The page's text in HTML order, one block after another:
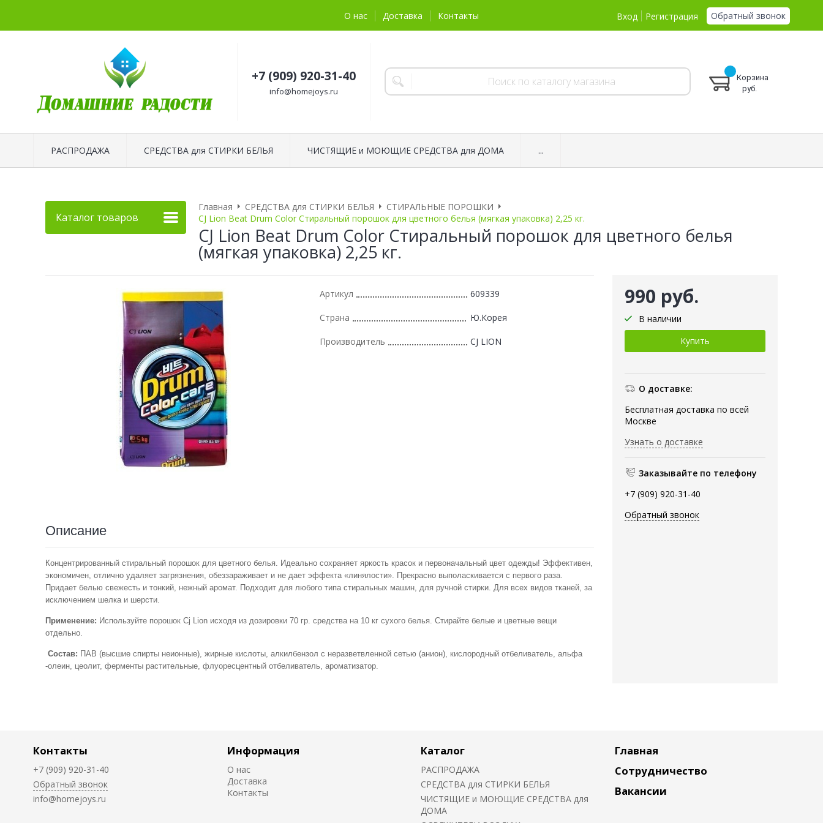
О нас Доставка Контакты Вход Регистрация Обратный звонок
+7 (909) 920-31-40
info@homejoys.ru
Корзина
руб.
РАСПРОДАЖА СРЕДСТВА для СТИРКИ БЕЛЬЯ ЧИСТЯЩИЕ и МОЮЩИЕ СРЕДСТВА для ДОМА ...
Каталог товаров
Главная СРЕДСТВА для СТИРКИ БЕЛЬЯ
СТИРАЛЬНЫЕ ПОРОШКИ
CJ Lion Beat Drum Color Стиральный порошок для цветного белья (мягкая упаковка) 2,25 кг.
CJ Lion Beat Drum Color Стиральный порошок для цветного белья
(мягкая упаковка) 2,25 кг.
990 руб.
В наличии
О доставке:
Бесплатная доставка по всей
Москве
Узнать о доставке
Заказывайте по телефону
+7 (909) 920-31-40
Обратный звонок
Артикул 609339
Страна Ю.Корея
Производитель CJ LION
Описание
Концентрированный стиральный порошок для цветного белья. Идеально сохраняет яркость красок и первоначальный цвет одежды! Эффективен,
экономичен, отлично удаляет загрязнения, обеззараживает и не дает эффекта «линялости». Прекрасно выполаскивается с первого раза.
Придает белью свежесть и тонкий, нежный аромат. Подходит для любого типа стиральных машин, для ручной стирки. Для всех видов тканей, за
исключением шелка и шерсти.
Применение: Используйте порошок Cj Lion исходя из дозировки 70 гр. средства на 10 кг сухого белья. Стирайте белые и цветные вещи
отдельно.
Состав: ПАВ (высшие спирты неионные), жирные кислоты, алкилбензол с неразветвленной сетью (анион), кислородный отбеливатель, альфа
-олеин, цеолит, ферменты растительные, флуоресцентный отбеливатель, ароматизатор.
Контакты
+7 (909) 920-31-40
Обратный звонок
info@homejoys.ru
Информация
О нас
Доставка
Контакты
Каталог
РАСПРОДАЖА
СРЕДСТВА для СТИРКИ БЕЛЬЯ
ЧИСТЯЩИЕ и МОЮЩИЕ СРЕДСТВА для
ДОМА
Главная
Сотрудничество
Вакансии